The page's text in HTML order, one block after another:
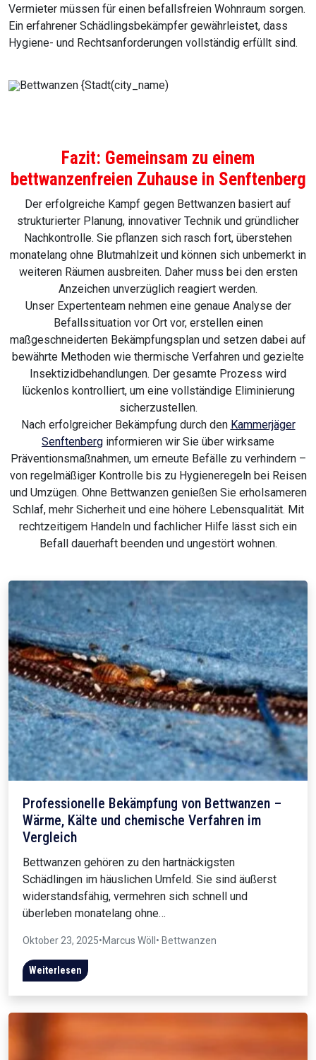
Vermieter müssen für einen befallsfreien Wohnraum sorgen.
Ein erfahrener Schädlingsbekämpfer gewährleistet, dass
Hygiene- und Rechtsanforderungen vollständig erfüllt sind.
Fazit: Gemeinsam zu einem
bettwanzenfreien Zuhause in Senftenberg
Der erfolgreiche Kampf gegen Bettwanzen basiert auf
strukturierter Planung, innovativer Technik und gründlicher
Nachkontrolle. Sie pflanzen sich rasch fort, überstehen
monatelang ohne Blutmahlzeit und können sich unbemerkt in
weiteren Räumen ausbreiten. Daher muss bei den ersten
Anzeichen unverzüglich reagiert werden.
Unser Expertenteam nehmen eine genaue Analyse der
Befallssituation vor Ort vor, erstellen einen
maßgeschneiderten Bekämpfungsplan und setzen dabei auf
bewährte Methoden wie thermische Verfahren und gezielte
Insektizidbehandlungen. Der gesamte Prozess wird
lückenlos kontrolliert, um eine vollständige Eliminierung
sicherzustellen.
Nach erfolgreicher Bekämpfung durch den Kammerjäger
Senftenberg informieren wir Sie über wirksame
Präventionsmaßnahmen, um erneute Befälle zu verhindern –
von regelmäßiger Kontrolle bis zu Hygieneregeln bei Reisen
und Umzügen. Ohne Bettwanzen genießen Sie erholsameren
Schlaf, mehr Sicherheit und eine höhere Lebensqualität. Mit
rechtzeitigem Handeln und fachlicher Hilfe lässt sich ein
Befall dauerhaft beenden und ungestört wohnen.
Professionelle Bekämpfung von Bettwanzen –
Wärme, Kälte und chemische Verfahren im
Vergleich
Bettwanzen gehören zu den hartnäckigsten
Schädlingen im häuslichen Umfeld. Sie sind äußerst
widerstandsfähig, vermehren sich schnell und
überleben monatelang ohne…
Oktober 23, 2025•Marcus Wöll • Bettwanzen
Weiterlesen